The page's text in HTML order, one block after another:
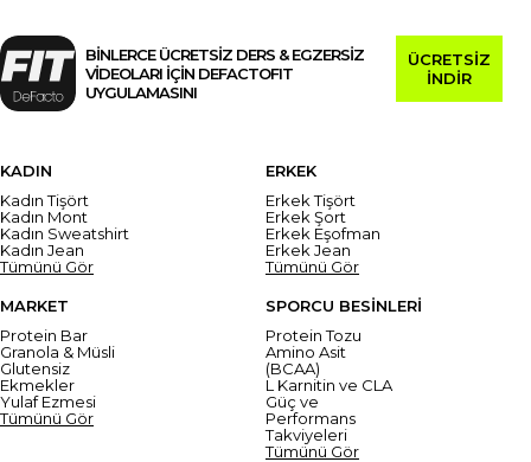
BİNLERCE ÜCRETSİZ DERS & EGZERSİZ
VİDEOLARI İÇİN DEFACTOFIT
UYGULAMASINI
ÜCRETSİZ
İNDİR
KADIN
Kadın Tişört
Kadın Mont
Kadın Sweatshirt
Kadın Jean
Tümünü Gör
ERKEK
Erkek Tişört
Erkek Şort
Erkek Eşofman
Erkek Jean
Tümünü Gör
MARKET
Protein Bar
Granola & Müsli
Glutensiz
Ekmekler
Yulaf Ezmesi
Tümünü Gör
SPORCU BESİNLERİ
Protein Tozu
Amino Asit
(BCAA)
L Karnitin ve CLA
Güç ve
Performans
Takviyeleri
Tümünü Gör